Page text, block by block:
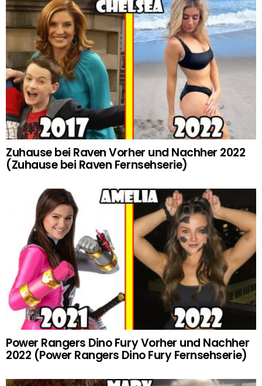
Zuhause bei Raven Vorher und Nachher 2022
(Zuhause bei Raven Fernsehserie)
Power Rangers Dino Fury Vorher und Nachher
2022 (Power Rangers Dino Fury Fernsehserie)